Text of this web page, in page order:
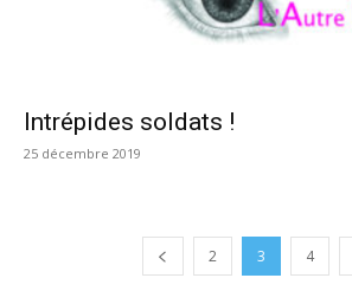
Intrépides soldats !
25 décembre 2019
2 3 4